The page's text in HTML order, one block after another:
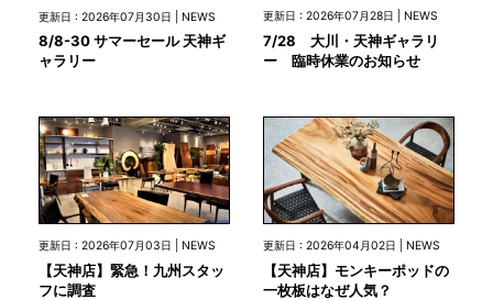
更新日 : 2026年07月30日 | NEWS
8/8-30 サマーセール 天神ギ
ャラリー
更新日 : 2026年07月28日 | NEWS
7/28 大川・天神ギャラリ
ー 臨時休業のお知らせ
更新日 : 2026年07月03日 | NEWS
【天神店】緊急！九州スタッ
フに調査
更新日 : 2026年04月02日 | NEWS
【天神店】モンキーポッドの
一枚板はなぜ人気？